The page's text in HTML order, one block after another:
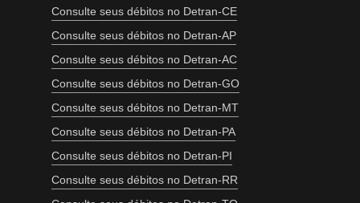
Consulte seus débitos no Detran-CE
Consulte seus débitos no Detran-AP
Consulte seus débitos no Detran-AC
Consulte seus débitos no Detran-GO
Consulte seus débitos no Detran-MT
Consulte seus débitos no Detran-PA
Consulte seus débitos no Detran-PI
Consulte seus débitos no Detran-RR